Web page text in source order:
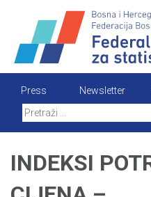
content
Press Newsletter
INDEKSI